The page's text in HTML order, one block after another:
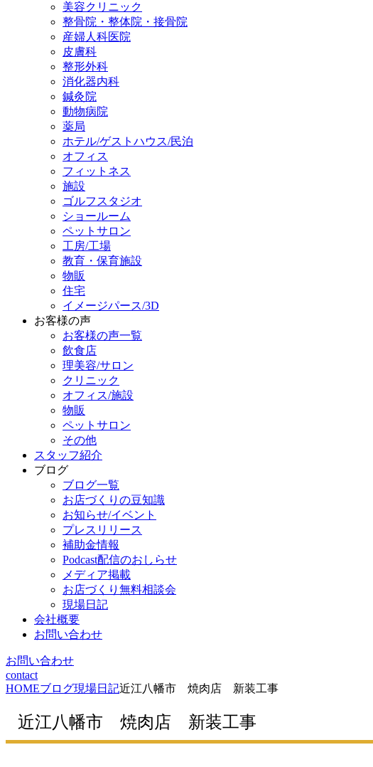
美容クリニック
整骨院・整体院・接骨院
産婦人科医院
皮膚科
整形外科
消化器内科
鍼灸院
動物病院
薬局
ホテル/ゲストハウス/民泊
オフィス
フィットネス
施設
ゴルフスタジオ
ショールーム
ペットサロン
工房/工場
教育・保育施設
物販
住宅
イメージパース/3D
お客様の声
お客様の声一覧
飲食店
理美容/サロン
クリニック
オフィス/施設
物販
ペットサロン
その他
スタッフ紹介
ブログ
ブログ一覧
お店づくりの豆知識
お知らせ/イベント
プレスリリース
補助金情報
Podcast配信のおしらせ
メディア掲載
お店づくり無料相談会
現場日記
会社概要
お問い合わせ
お問い合わせ
contact
HOMEブログ現場日記近江八幡市 焼肉店 新装工事
近江八幡市 焼肉店 新装工事